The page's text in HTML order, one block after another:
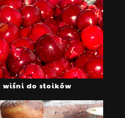
wiśni do słoików